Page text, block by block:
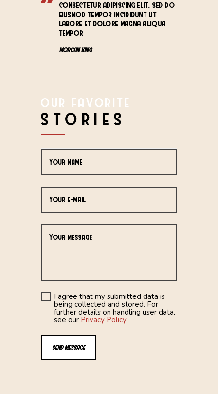
consectetur adipiscing elit, sed do
eiusmod tempor incididunt ut
labore et dolore magna aliqua
tempor
MORGAN KING
OUR FAVORITE
STORIES
I agree that my submitted data is
being collected and stored. For
further details on handling user data,
see our Privacy Policy
SEND MESSAGE